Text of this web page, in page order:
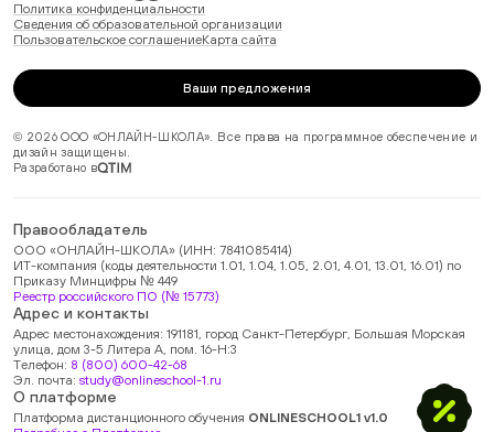
Политика конфиденциальности
Сведения об образовательной организации
Пользовательское соглашениеКарта сайта
Ваши предложения
© 2026 ООО «ОНЛАЙН-ШКОЛА». Все права на программное обеспечение и
дизайн защищены.
Разработано в
Правообладатель
ООО «ОНЛАЙН-ШКОЛА» (ИНН: 7841085414)
ИТ-компания (коды деятельности 1.01, 1.04, 1.05, 2.01, 4.01, 13.01, 16.01) по
Приказу Минцифры № 449
Реестр российского ПО (№ 15773)
Адрес и контакты
Адрес местонахождения: 191181, город Санкт-Петербург, Большая Морская
улица, дом 3-5 Литера А, пом. 16-Н:3
Телефон: 8 (800) 600-42-68
Эл. почта: study@onlineschool-1.ru
О платформе
Платформа дистанционного обучения ONLINESCHOOL1 v1.0